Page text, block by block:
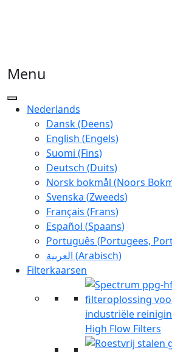
Menu
Nederlands
Dansk(Deens)
English (Engels)
Suomi (Fins)
Deutsch (Duits)
Norsk bokmål (Noors
Svenska (Zweeds)
Français (Frans)
Español (Spaans)
Português (Portugees,
العربية (Arabisch)
Filterkaarsen
High Flow Filters